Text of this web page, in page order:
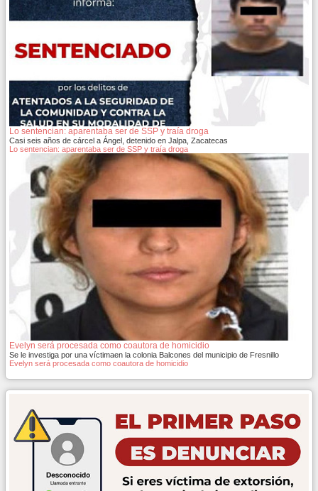
Lo sentencian: aparentaba ser de SSP y traía droga
Casi seis años de cárcel a Ángel, detenido en Jalpa, Zacatecas
Lo sentencian: aparentaba ser de SSP y traía droga
Evelyn será procesada como coautora de homicidio
Se le investiga por una víctimaen la colonia Balcones del municipio de Fresnillo
Evelyn será procesada como coautora de homicidio